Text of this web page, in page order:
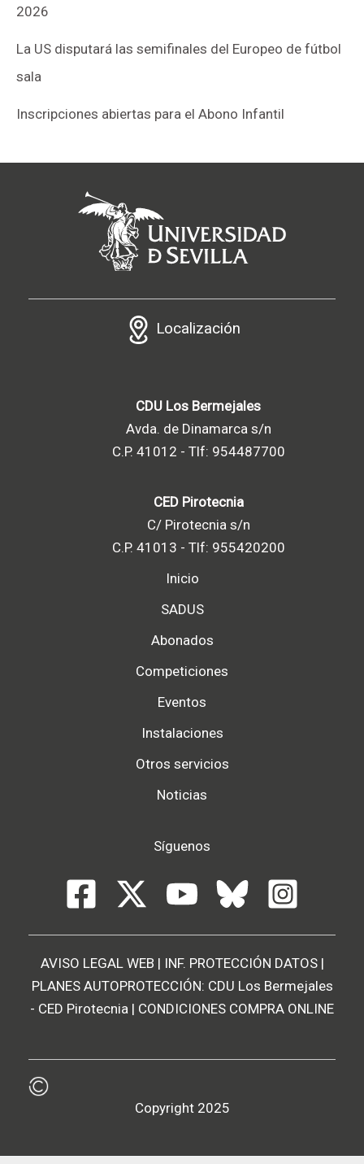
2026
La US disputará las semifinales del Europeo de fútbol
sala
Inscripciones abiertas para el Abono Infantil
Localización
CDU Los Bermejales
Avda. de Dinamarca s/n
C.P. 41012 - Tlf: 954487700
CED Pirotecnia
C/ Pirotecnia s/n
C.P. 41013 - Tlf: 955420200
Inicio
SADUS
Abonados
Competiciones
Eventos
Instalaciones
Otros servicios
Noticias
Síguenos
AVISO LEGAL WEB | INF. PROTECCIÓN DATOS|
PLANES AUTOPROTECCIÓN: CDU Los Bermejales
- CED Pirotecnia | CONDICIONES COMPRA ONLINE
Copyright 2025